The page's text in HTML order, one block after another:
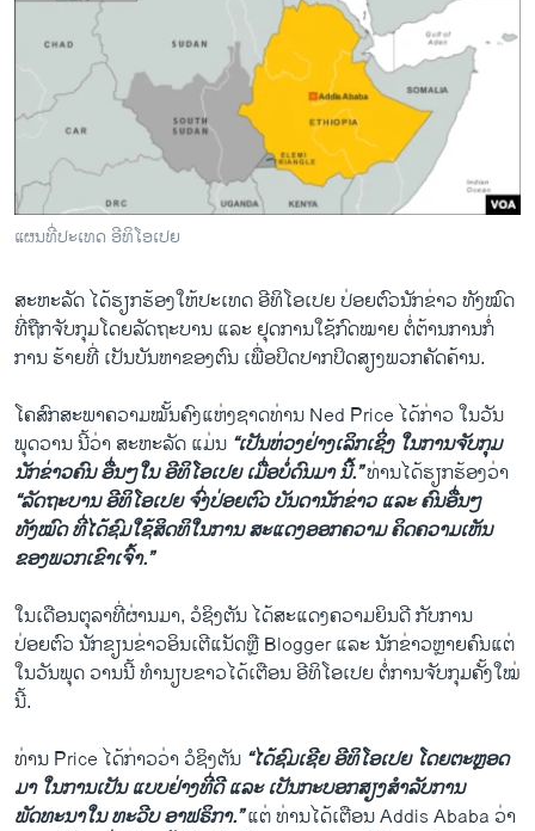
ຊີວິດຊາວລາວ
ຊຸມຊົນຊາວລາວ
ວິທະຍາສາດ-ເທັກໂນໂລຈີ
ທຸລະກິດ
ພາສາອັງກິດ
ສຽງ
ລາຍການກະຈາຍສຽງ
ຕິດຕາມພວກເຮົາ ທີ່
ພາສາຕ່າງໆ
ແຜນທີ່ປະເທດ ອີທິໂອເປຍ
ສະຫະລັດ ໄດ້ຮຽກຮ້ອງໃຫ້ປະເທດ ອີທິໂອເປຍ ປ່ອຍຕົວນັກຂ່າວ ທັງໝົດ
ທີ່ຖືກຈັບກຸມໂດຍລັດຖະບານ ແລະ ຢຸດການໃຊ້ກົດໝາຍ ຕໍ່ຕ້ານການກໍ່
ການ ຮ້າຍທີ່ ເປັນບັນຫາຂອງຕົນ ເພື່ອປິດປາກ​ປິດ​ສຽງ​ພວກຄັດຄ້ານ.
ໂຄສົກສະພາຄວາມໝັ້ນຄົງແຫ່ງຊາດທ່ານ Ned Price ໄດ້ກ່າວ ໃນວັນ
ພຸດວານ ນີ້ວ່າ ສະຫະລັດ ແມ່ນ “ເປັນຫ່ວງຢ່າງເລິກເຊິ່ງ ໃນການຈັບກຸມ
ນັກຂ່າວຄົນ ອື່ນໆໃນ ອີທິໂອເປຍ ເມື່ອບໍ່ດົນມາ ນີ້.”ທ່ານໄດ້ຮຽກຮ້ອງວ່າ
“ລັດຖະບານ ອີທິໂອເປຍ ຈົ່ງປ່ອຍຕົວ ບັນດານັກຂ່າວ ແລະ ຄົນອື່ນໆ
ທັງໝົດ ທີ່​ໄດ້​ຊົມ​ໃຊ້ສິດທິໃນການ ສະ​ແດງອອກຄວາມ ຄິດ​ຄວາມ​ເຫັນ
ຂອງພວກເຂົາເຈົ້າ.”
ໃນເດືອນຕຸລາທີ່ຜ່ານມາ, ວໍຊິງຕັນ ໄດ້ສະ​ແດງ​ຄວາມ​ຍິນ​ດີ ​ກັບການ
ປ່ອຍຕົວ ນັກຂຽນຂ່າວ​ອິນ​ເຕີ​ແນັດ​ຫຼື Blogger ແລະ ນັກຂ່າວຫຼາຍຄົນແຕ່
ໃນວັນພຸດ ວານນີ້ ທຳນຽບຂາວໄດ້ເຕືອນ ອີທິໂອເປຍ ຕໍ່ການຈັບກຸມຄັ້ງໃໝ່
ນີ້.
ທ່ານ Price ໄດ້ກ່າວວ່າ ວໍຊິງຕັນ “ໄດ້ຊົມເຊີຍ ອີທິໂອເປຍ ໂດຍຕະຫຼອດ
ມາ ​ໃນການເປັນ ແບບຢ່າງທີ່ດີ ແລະ ເປັນກະບອກສຽງສຳລັບການ
ພັດທະນາໃນ ທະວີບ ອາຟຣິກາ.”ແຕ່ ທ່ານໄດ້ເຕືອນ Addis Ababa ວ່າ